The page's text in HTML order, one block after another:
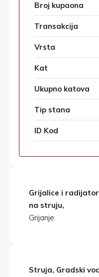
Broj kupaona
Transakcija
Vrsta
Kat
Ukupno katova
Tip stana
ID Kod
Grijalice i
na struju,
Grijanje
Struja, Gradski